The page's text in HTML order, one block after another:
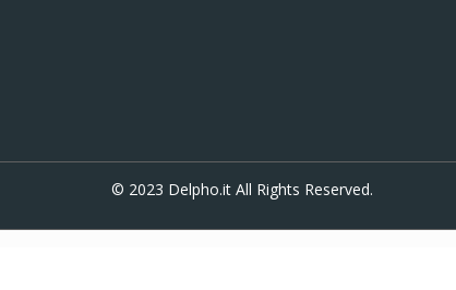
© 2023 Delpho.it All Rights Reserved.